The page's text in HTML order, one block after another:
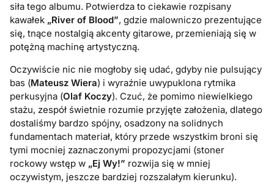
siła tego albumu. Potwierdza to ciekawie rozpisany
kawałek „River of Blood”, gdzie malowniczo prezentujące
się, tnące nostalgią akcenty gitarowe, przemieniają się w
potężną machinę artystyczną.
Oczywiście nic nie mogłoby się udać, gdyby nie pulsujący
bas (Mateusz Wiera) i wyraźnie uwypuklona rytmika
perkusyjna (Olaf Koczy). Czuć, że pomimo niewielkiego
stażu, zespół świetnie rozumie przyjęte założenia, dlatego
dostaliśmy bardzo spójny, osadzony na solidnych
fundamentach materiał, który przede wszystkim broni się
tymi mocniej zaznaczonymi propozycjami (stoner
rockowy wstęp w „Ej Wy!” rozwija się w mniej
oczywistym, jeszcze bardziej rozszalałym kierunku).